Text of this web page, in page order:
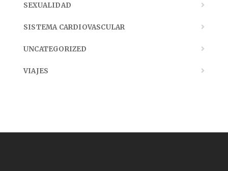
SEXUALIDAD
SISTEMA CARDIOVASCULAR
UNCATEGORIZED
VIAJES